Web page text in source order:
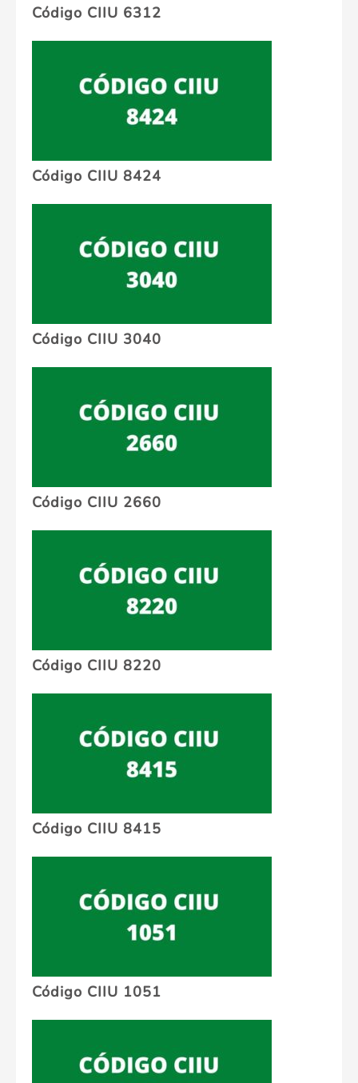
Código CIIU 6312
Código CIIU 8424
Código CIIU 3040
Código CIIU 2660
Código CIIU 8220
Código CIIU 8415
Código CIIU 1051